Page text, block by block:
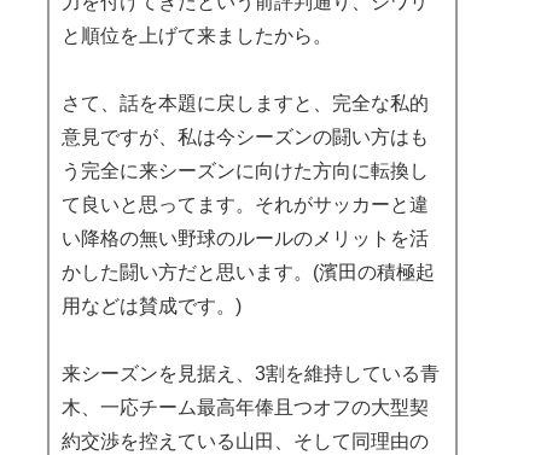
と順位を上げて来ましたから。
さて、話を本題に戻しますと、完全な私的
意見ですが、私は今シーズンの闘い方はも
う完全に来シーズンに向けた方向に転換し
て良いと思ってます。それがサッカーと違
い降格の無い野球のルールのメリットを活
かした闘い方だと思います。(濱田の積極起
用などは賛成です。)
来シーズンを見据え、3割を維持している青
木、一応チーム最高年俸且つオフの大型契
約交渉を控えている山田、そして同理由の